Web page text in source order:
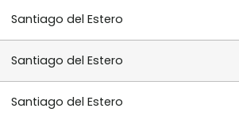
Santiago del Estero
Santiago del Estero
Santiago del Estero